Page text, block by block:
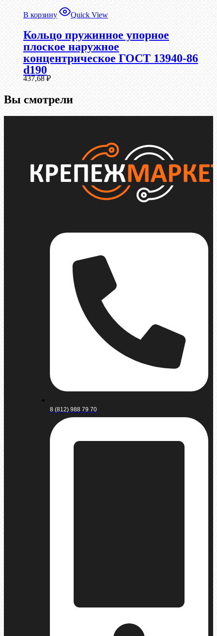
В корзину Quick View
Кольцо пружинное упорное
плоское наружное
концентрическое ГОСТ 13940-86
d190
437,68₽
Вы смотрели
8 (812) 988 79 70